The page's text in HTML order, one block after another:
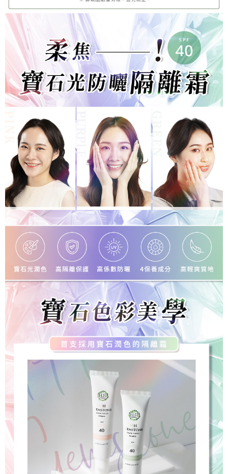
２．關於個人資料處理事宜，請瀏覽以下網址：
https://aftee.tw/terms/#terms3
３．未成年的使用者請事先徵得法定代理人或監護人之同意方可使用
「AFTEE先享後付」，若未經同意申辦者引起之損失，本公司不負相關責
任。
４．使用「AFTEE先享後付」時，將依據個別帳號之用戶狀況，依本公司即
時審查核予不同之上限額度；若仍有額度不足之情形，本公司將視審查結果
請求用戶進行身份認證。
５．嚴禁一人註冊多個帳號或使用他人資訊註冊。若發現惡意使用之情形，
恩沛科技股份有限公司將有權停止該用戶之使用額度並採取法律行動。
每筆NT$60，滿NT$699(含以上)免運費
宅配
每筆NT$70，滿NT$699(含以上)免運費
離島宅配
每筆NT$70，滿NT$699(含以上)免運費
順豐 (支援智能櫃；配送3-5天) 查看運費
送；寫住家地址/可以收件地址)